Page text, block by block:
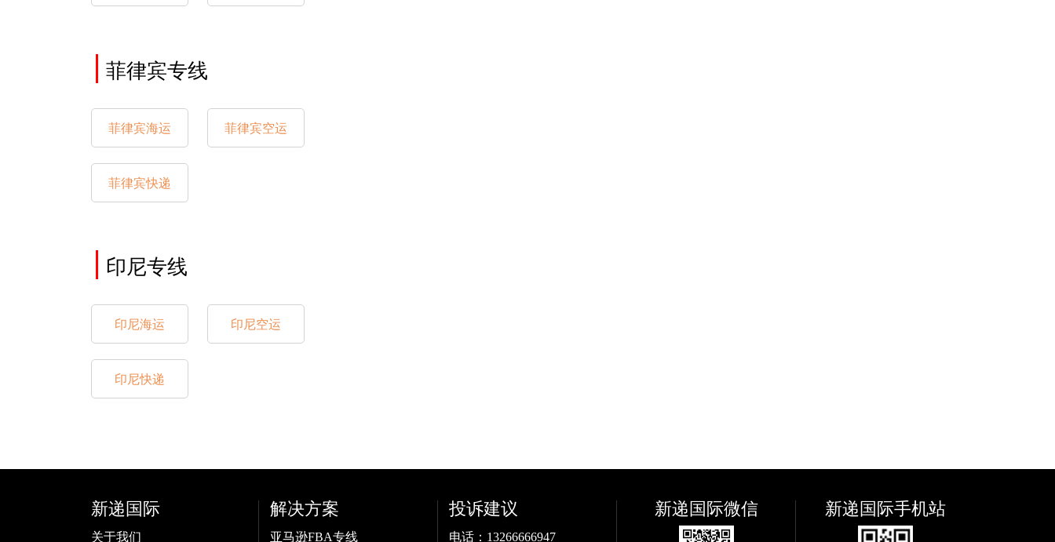
菲律宾专线
菲律宾海运 菲律宾空运
菲律宾快递
印尼专线
印尼海运 印尼空运
印尼快递
新递国际
关于我们
解决方案
亚马逊FBA专线
投诉建议
电话：13266666947
新递国际微信 新递国际手机站